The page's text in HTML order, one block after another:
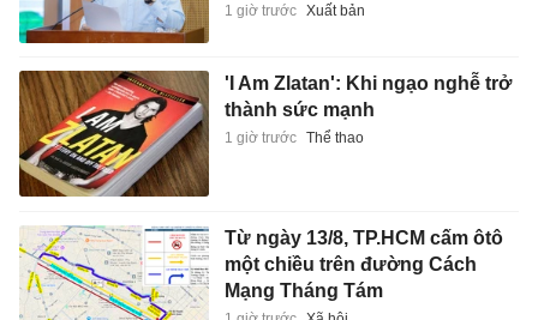
1 giờ trước Xuất bản
'I Am Zlatan': Khi ngạo nghễ trở
thành sức mạnh
1 giờ trước Thể thao
Từ ngày 13/8, TP.HCM cấm ôtô
một chiều trên đường Cách
Mạng Tháng Tám